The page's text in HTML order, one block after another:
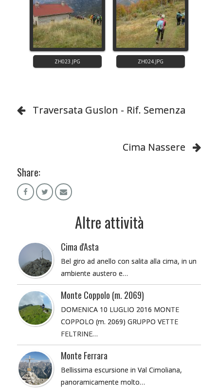
Traversata Guslon - Rif. Semenza
Cima Nassere
Share:
Altre attività
Cima d'Asta
Bel giro ad anello con salita alla cima, in un
ambiente austero e…
Monte Coppolo (m. 2069)
DOMENICA 10 LUGLIO 2016 MONTE
COPPOLO (m. 2069) GRUPPO VETTE
FELTRINE…
Monte Ferrara
Bellissima escursione in Val Cimoliana,
panoramicamente molto…